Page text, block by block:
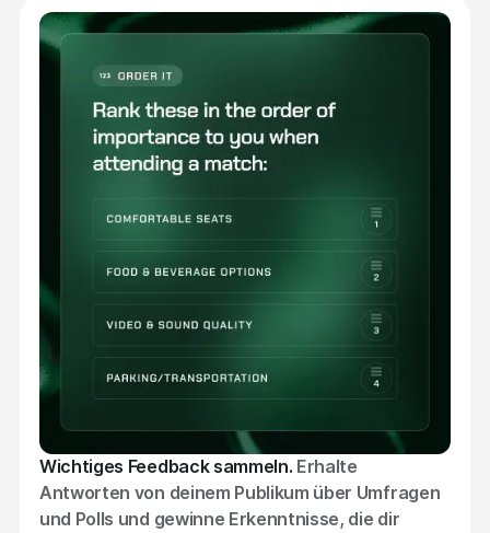
Sammle Zero-Party-Daten
Steigere dein User-Engagement
Verstehe dein Publikum besser
Generiere hochwertige Leads
Wichtiges Feedback sammeln. Erhalte
Antworten von deinem Publikum über Umfragen
und Polls und gewinne Erkenntnisse, die dir